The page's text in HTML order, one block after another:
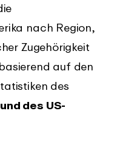
nach Region,
Zugehörigkeit
auf den
des
des US-